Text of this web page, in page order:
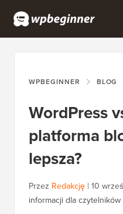
WPBEGINNER BLOG
WordPress
platforma
lepsza?
Przez Redakcję | 10
informacji dla czytelników